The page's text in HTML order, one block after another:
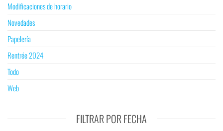
Modificaciones de horario
Novedades
Papelería
Rentrée 2024
Todo
Web
FILTRAR POR FECHA